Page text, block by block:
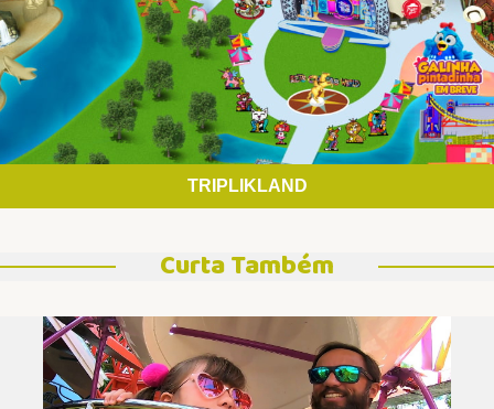
TRIPLIKLAND
Curta Também